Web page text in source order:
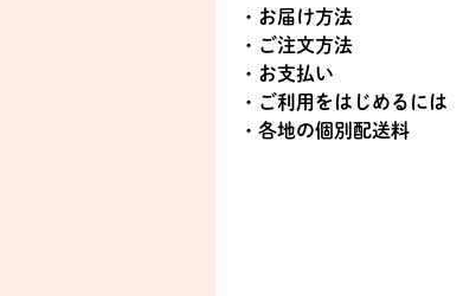
・お届け方法
・ご注文方法
・お支払い
・ご利用をはじめるには
・各地の個別配送料